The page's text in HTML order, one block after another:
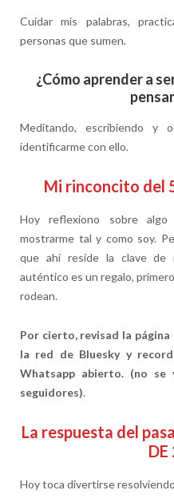
Cuidar mis palabras,
personas que sumen.
¿Cómo aprender a
Meditando, escribiendo y
identificarme con ello.
Mi rinconcito del
Hoy reflexiono sobre
mostrarme tal y como soy.
que ahí reside la clave de
auténtico es un regalo,
rodean.
Por cierto, revisad la página
la red de Bluesky y
Whatsapp abierto. (no se
seguidores).
La respuesta del
Hoy toca divertirse